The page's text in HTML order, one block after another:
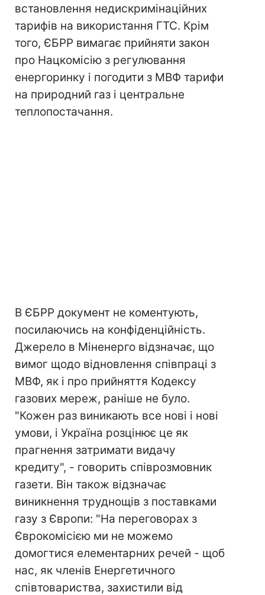
встановлення недискримінаційних
тарифів на використання ГТС. Крім
того, ЄБРР вимагає прийняти закон
про Нацкомісію з регулювання
енергоринку і погодити з МВФ тарифи
на природний газ і центральне
теплопостачання.
В ЄБРР документ не коментують,
посилаючись на конфіденційність.
Джерело в Міненерго відзначає, що
вимог щодо відновлення співпраці з
МВФ, як і про прийняття Кодексу
газових мереж, раніше не було.
"Кожен раз виникають все нові і нові
умови, і Україна розцінює це як
прагнення затримати видачу
кредиту", - говорить співрозмовник
газети. Він також відзначає
виникнення труднощів з поставками
газу з Європи: "На переговорах з
Єврокомісією ми не можемо
домогтися елементарних речей - щоб
нас, як членів Енергетичного
співтовариства, захистили від